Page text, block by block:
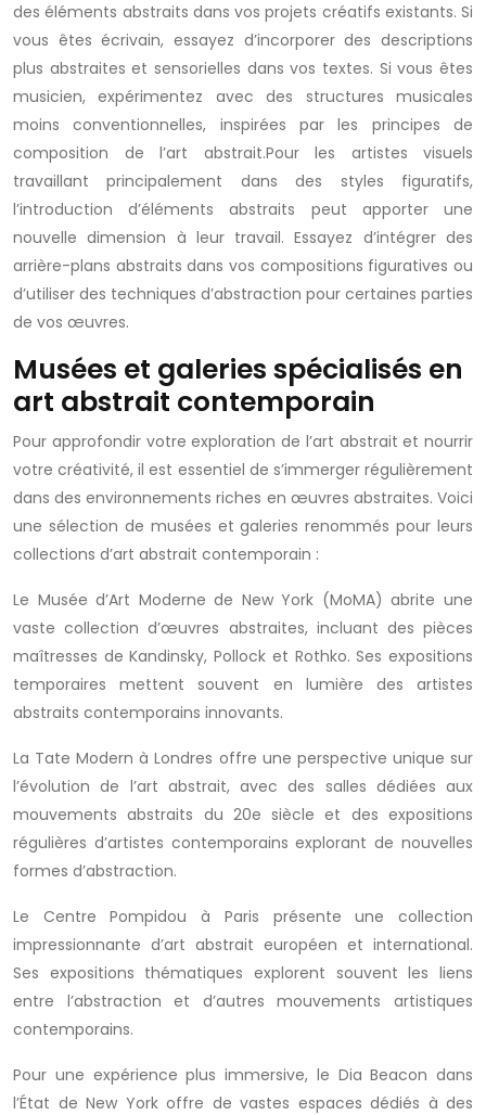
des éléments abstraits dans vos projets créatifs existants. Si
vous êtes écrivain, essayez d’incorporer des descriptions
plus abstraites et sensorielles dans vos textes. Si vous êtes
musicien, expérimentez avec des structures musicales
moins conventionnelles, inspirées par les principes de
composition de l’art abstrait.Pour les artistes visuels
travaillant principalement dans des styles figuratifs,
l’introduction d’éléments abstraits peut apporter une
nouvelle dimension à leur travail. Essayez d’intégrer des
arrière-plans abstraits dans vos compositions figuratives ou
d’utiliser des techniques d’abstraction pour certaines parties
de vos œuvres.
Musées et galeries spécialisés en
art abstrait contemporain
Pour approfondir votre exploration de l’art abstrait et nourrir
votre créativité, il est essentiel de s’immerger régulièrement
dans des environnements riches en œuvres abstraites. Voici
une sélection de musées et galeries renommés pour leurs
collections d’art abstrait contemporain :
Le Musée d’Art Moderne de New York (MoMA) abrite une
vaste collection d’œuvres abstraites, incluant des pièces
maîtresses de Kandinsky, Pollock et Rothko. Ses expositions
temporaires mettent souvent en lumière des artistes
abstraits contemporains innovants.
La Tate Modern à Londres offre une perspective unique sur
l’évolution de l’art abstrait, avec des salles dédiées aux
mouvements abstraits du 20e siècle et des expositions
régulières d’artistes contemporains explorant de nouvelles
formes d’abstraction.
Le Centre Pompidou à Paris présente une collection
impressionnante d’art abstrait européen et international.
Ses expositions thématiques explorent souvent les liens
entre l’abstraction et d’autres mouvements artistiques
contemporains.
Pour une expérience plus immersive, le Dia Beacon dans
l’État de New York offre de vastes espaces dédiés à des